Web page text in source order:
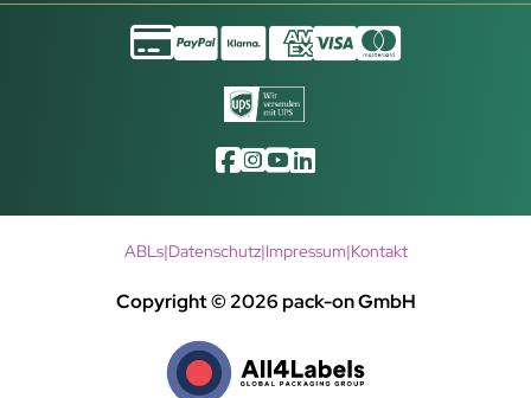
Copyright © 2026 pack-on GmbH
ABLs|Datenschutz|Impressum|Kontakt